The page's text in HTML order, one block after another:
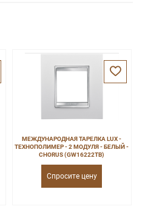
МЕЖДУНАРОДНАЯ ТАРЕЛКА LUX -
ТЕХНОПОЛИМЕР - 2 МОДУЛЯ - БЕЛЫЙ -
CHORUS (GW16222TB)
Спросите цену